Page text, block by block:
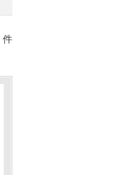
件